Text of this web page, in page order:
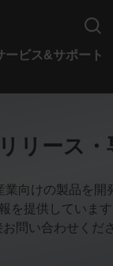
ービス&サポート
リース・
向けの製品を開
を提供しています
問い合わせくだ